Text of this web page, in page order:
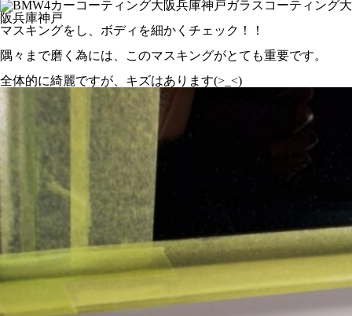
マスキングをし、ボディを細かくチェック！！
隅々まで磨く為には、このマスキングがとても重要です。
全体的に綺麗ですが、キズはあります(>_<)